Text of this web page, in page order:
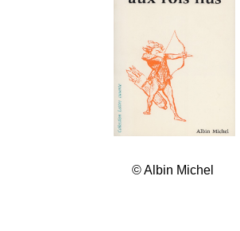
© Albin Michel